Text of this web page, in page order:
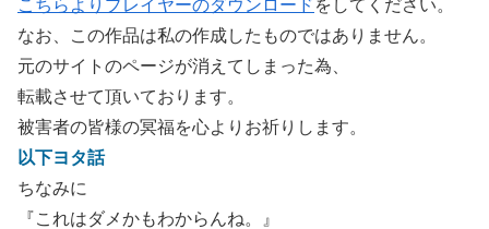
こちらよりプレイヤーのダウンロード をしてください。
なお、この作品は私の作成したものではありません。
元のサイトのページが消えてしまった為、
転載させて頂いております。
被害者の皆様の冥福を心よりお祈りします。
以下ヨタ話
ちなみに
『これはダメかもわからんね。』